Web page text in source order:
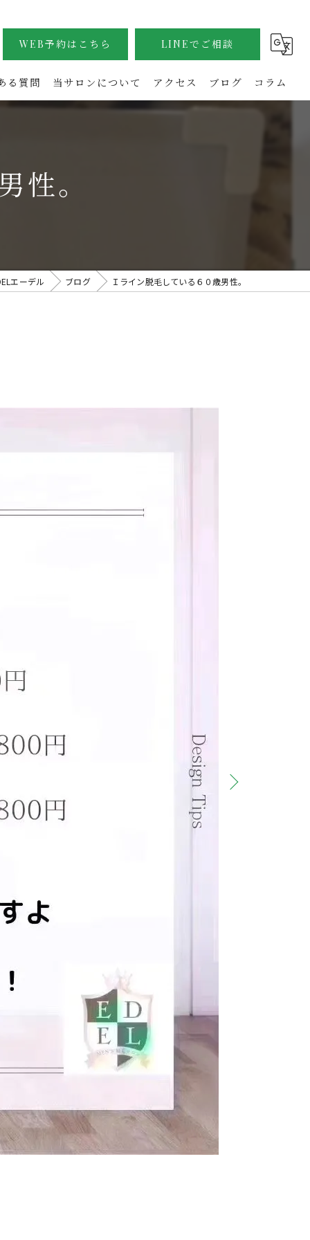
WEB予約はこちら LINEでご相談
る質問 当サロンについて
全身
アクセス ブログ コラム
性。
エーデル ブログ Ｉライン脱毛している６０歳男性。